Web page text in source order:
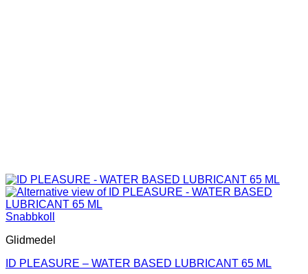
Snabbkoll
Glidmedel
ID PLEASURE – WATER BASED LUBRICANT 65 ML